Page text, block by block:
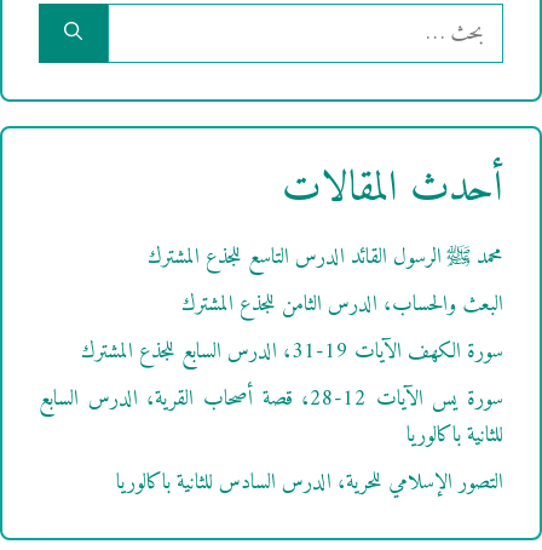
البحث
عن:
أحدث المقالات
محمد ﷺ الرسول القائد الدرس التاسع للجذع المشترك
البعث والحساب، الدرس الثامن للجذع المشترك
سورة الكهف الآيات 19-31، الدرس السابع للجذع المشترك
سورة يس الآيات 12-28، قصة أصحاب القرية، الدرس السابع
للثانية باكالوريا
التصور الإسلامي للحرية، الدرس السادس للثانية باكالوريا